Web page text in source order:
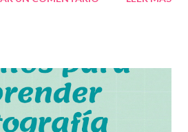
ustedes estos increíbles cuentos de
letras de otras con las que
veces. Esperamos que estos
técnicas y para que el